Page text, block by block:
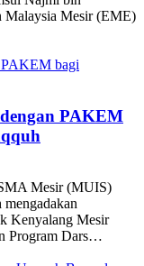
Malaysia Mesir (EME)
PAKEM
Mesir (MUIS)
Kenyalang Mesir
Program Dars…